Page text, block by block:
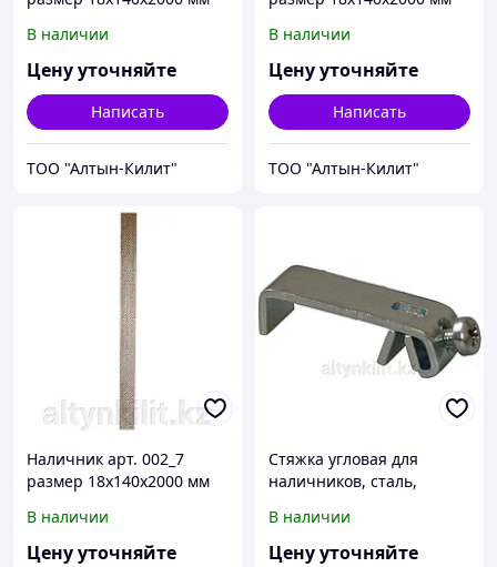
В наличии
Цену уточняйте
Написать
ТОО "Алтын-Килит"
В наличии
Цену уточняйте
Написать
ТОО "Алтын-Килит"
Наличник арт. 002_7
размер 18х140х2000 мм
В наличии
Цену уточняйте
Стяжка угловая для
наличников, сталь,
В наличии
Цену уточняйте